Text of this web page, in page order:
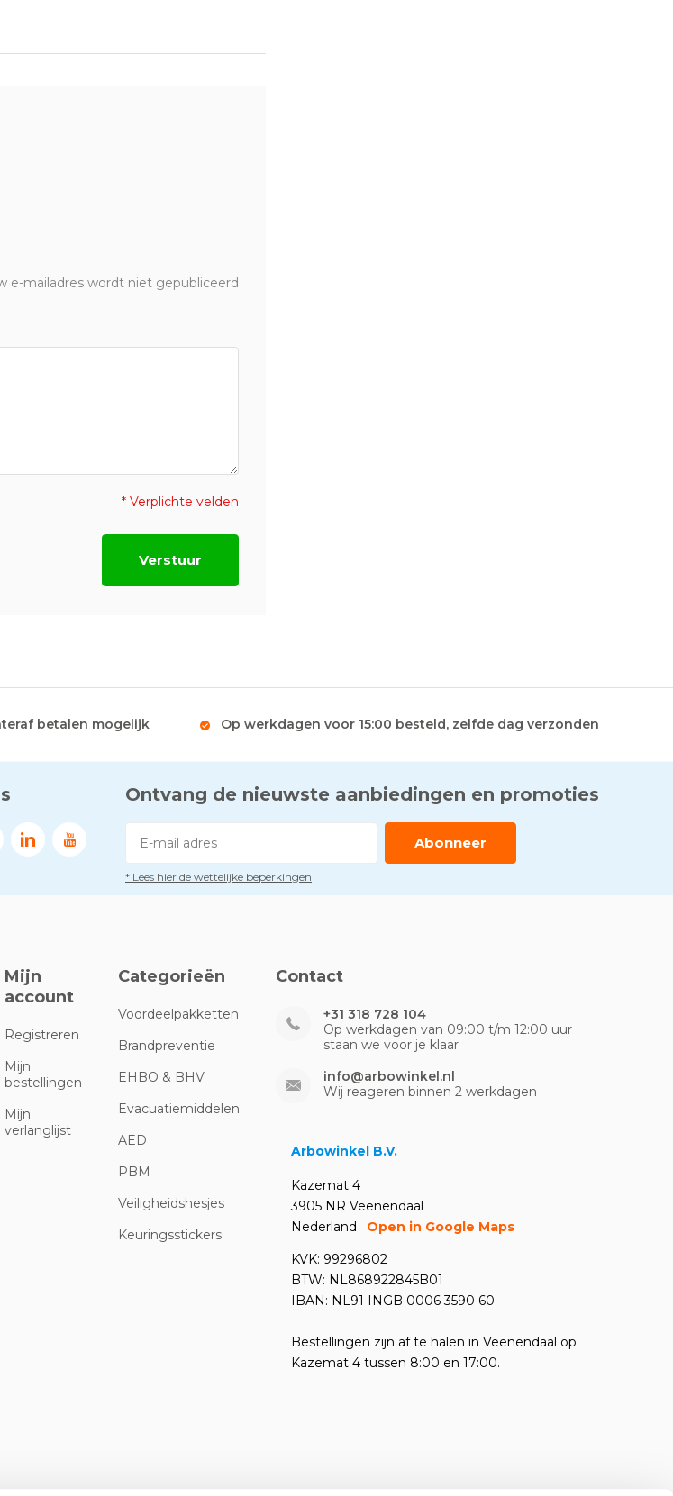
e-mailadres wordt niet gepubliceerd
* Verplichte velden
Verstuur
betalen mogelijk Op werkdagen voor 15:00 besteld, zelfde dag verzonden
Ontvang de nieuwste aanbiedingen en promoties
Abonneer
* Lees hier de wettelijke beperkingen
Mijn
account
Registreren
Mijn
bestellingen
Mijn
verlanglijst
Categorieën
Voordeelpakketten
Brandpreventie
EHBO & BHV
Evacuatiemiddelen
AED
PBM
Veiligheidshesjes
Keuringsstickers
Contact
+31 318 728 104
Op werkdagen van 09:00 t/m 12:00 uur
staan we voor je klaar
info@arbowinkel.nl
Wij reageren binnen 2 werkdagen
Arbowinkel B.V.
Kazemat 4
3905 NR Veenendaal
Nederland
Open in Google Maps
KVK: 99296802
BTW: NL868922845B01
IBAN: NL91 INGB 0006 3590 60
Bestellingen zijn af te halen in Veenendaal op
Kazemat 4 tussen 8:00 en 17:00.